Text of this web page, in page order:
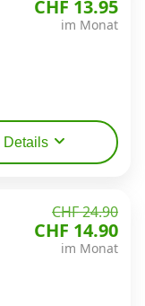
CHF 13.95
im Monat
Details
CHF 24.90
CHF 14.90
im Monat